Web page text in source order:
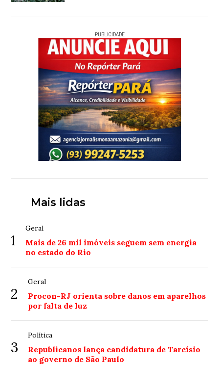
PUBLICIDADE
Mais lidas
1
Geral
Mais de 26 mil imóveis seguem sem energia
no estado do Rio
2
Geral
Procon-RJ orienta sobre danos em aparelhos
por falta de luz
3
Política
Republicanos lança candidatura de Tarcísio
ao governo de São Paulo